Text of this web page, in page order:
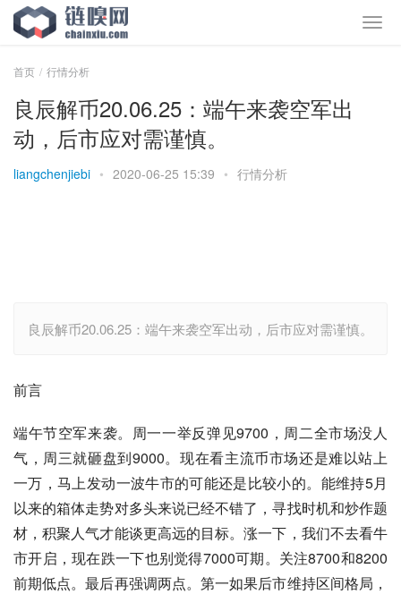
首页 行情分析
良辰解币20.06.25：端午来袭空军出
动，后市应对需谨慎。
liangchenjiebi • 2020-06-25 15:39 • 行情分析
良辰解币20.06.25：端午来袭空军出动，后市应对需谨慎。
前言
端午节空军来袭。周一一举反弹见9700，周二全市场没人
气，周三就砸盘到9000。现在看主流币市场还是难以站上
一万，马上发动一波牛市的可能还是比较小的。能维持5月
以来的箱体走势对多头来说已经不错了，寻找时机和炒作题
材，积聚人气才能谈更高远的目标。涨一下，我们不去看牛
市开启，现在跌一下也别觉得7000可期。关注8700和8200
前期低点。最后再强调两点。第一如果后市维持区间格局，